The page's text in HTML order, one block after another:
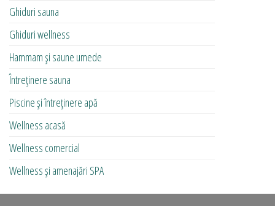
Ghiduri sauna
Ghiduri wellness
Hammam și saune umede
Întreținere sauna
Piscine și întreținere apă
Wellness acasă
Wellness comercial
Wellness și amenajări SPA